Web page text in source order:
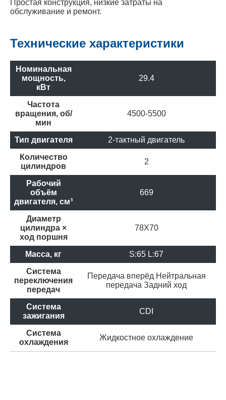
Простая конструкция, низкие затраты на
обслуживание и ремонт.
Технические характеристики
Номинальная
мощность,
кВт
29.4
Частота
вращения, об/
мин
4500-5500
Тип двигателя
2-тактный двигатель
Количество
цилиндров
2
Рабочий
объём
двигателя, см³
669
Диаметр
цилиндра ×
ход поршня
78X70
Масса, кг
S:65 L:67
Система
переключения
передач
Передача вперёд Нейтральная
передача Задний ход
Система
зажигания
CDI
Система
охлаждения
Жидкостное охлаждение